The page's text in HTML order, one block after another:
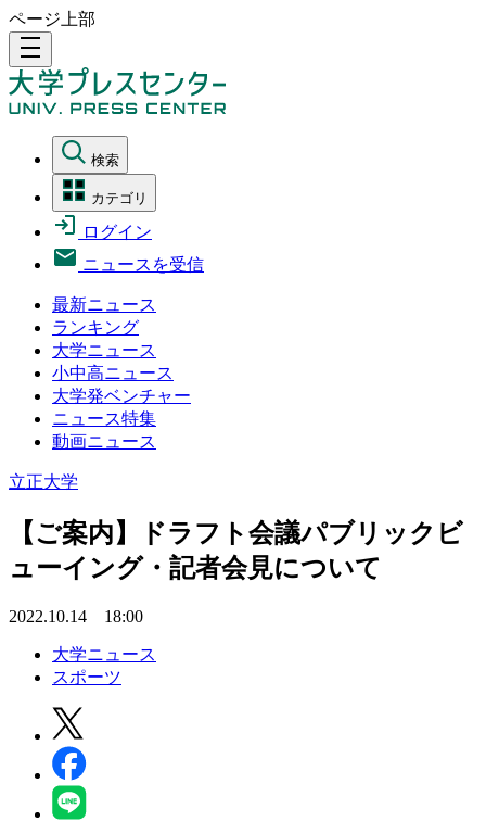
ページ上部
density_medium
検索
カテゴリ
ログイン
ニュースを受信
最新ニュース
ランキング
大学ニュース
小中高ニュース
大学発ベンチャー
ニュース特集
動画ニュース
立正大学
【ご案内】ドラフト会議パブリックビ
ューイング・記者会見について
2022.10.14 18:00
大学ニュース
スポーツ